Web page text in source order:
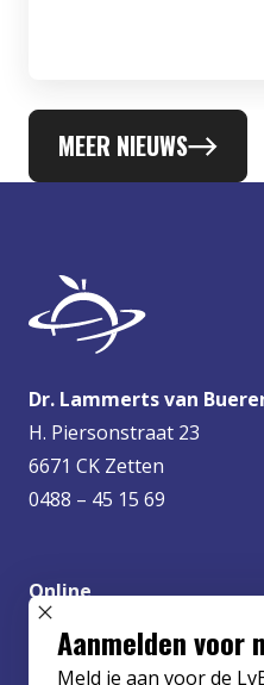
MEER NIEUWS
Dr. Lammerts van
H. Piersonstraat 23
6671 CK Zetten
0488 – 45 15 69
Online
info@lvbueren.nl
SLUIT POPUP
Aanmelden voor
Meld je aan voor de